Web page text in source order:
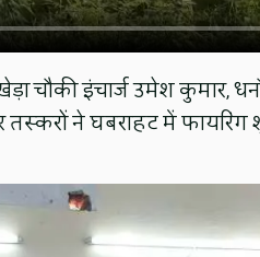
चौकी इंचार्ज उमेश कुमार,
ने घबराहट में फायरिंग